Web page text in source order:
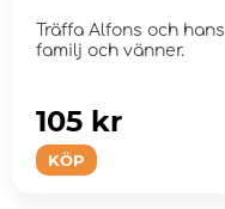
Träffa Alfons och hans
familj och vänner.
KÖP
105 kr